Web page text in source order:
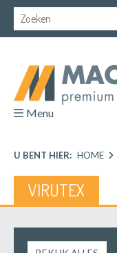
Menu
U BENT HIER: HOME
VIRUTEX